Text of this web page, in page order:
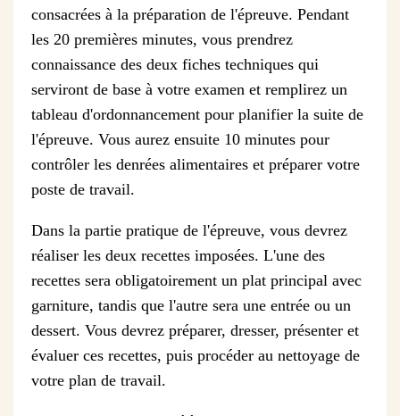
consacrées à la préparation de l'épreuve. Pendant
les 20 premières minutes, vous prendrez
connaissance des deux fiches techniques qui
serviront de base à votre examen et remplirez un
tableau d'ordonnancement pour planifier la suite de
l'épreuve. Vous aurez ensuite 10 minutes pour
contrôler les denrées alimentaires et préparer votre
poste de travail.
Dans la partie pratique de l'épreuve, vous devrez
réaliser les deux recettes imposées. L'une des
recettes sera obligatoirement un plat principal avec
garniture, tandis que l'autre sera une entrée ou un
dessert. Vous devrez préparer, dresser, présenter et
évaluer ces recettes, puis procéder au nettoyage de
votre plan de travail.